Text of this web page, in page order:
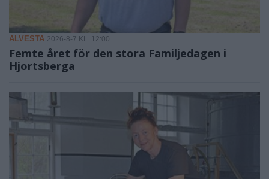
ALVESTA 2026-8-7 KL. 12:00
Femte året för den stora Familjedagen i
Hjortsberga